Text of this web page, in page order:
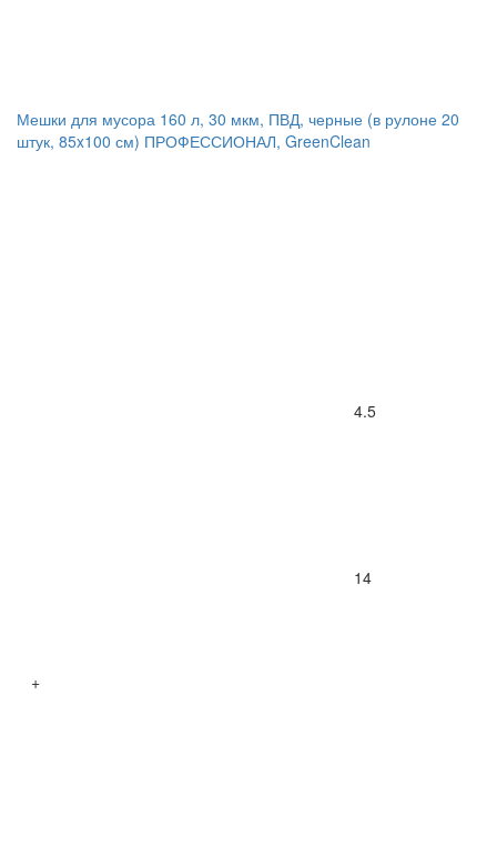
Мешки для мусора 160 л, 30 мкм, ПВД, черные (в рулоне 20
штук, 85x100 см) ПРОФЕССИОНАЛ, GreenClean
4.5
14
+